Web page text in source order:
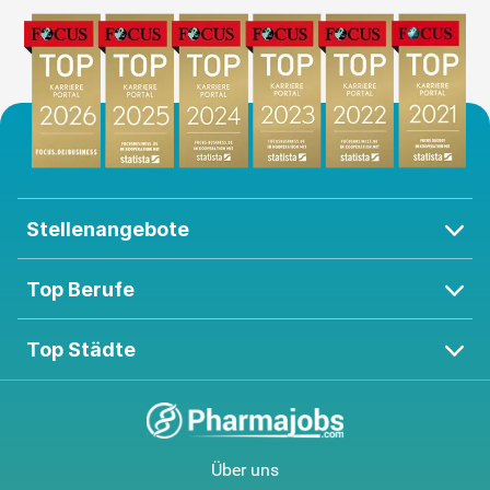
Stellenangebote
Top Berufe
Top Städte
Über uns